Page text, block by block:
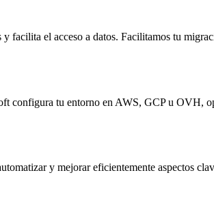
facilita el acceso a datos. Facilitamos tu
configura tu entorno en AWS, GCP u OVH,
y mejorar eficientemente aspectos